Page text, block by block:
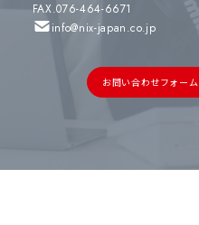
FAX.076-464-6671
info@nix-japan.co.jp
お問い合わせフォーム